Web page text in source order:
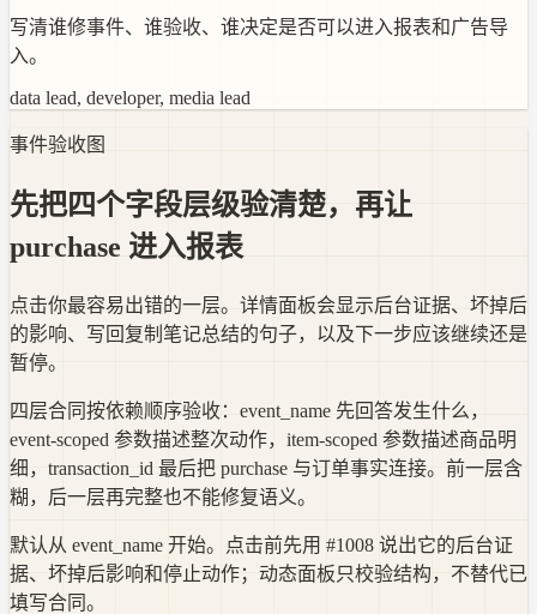
写清谁修事件、谁验收、谁决定是否可以进入报表和广告导
入。
data lead, developer, media lead
事件验收图
先把四个字段层级验清楚，再让
purchase 进入报表
点击你最容易出错的一层。详情面板会显示后台证据、坏掉后
的影响、写回复制笔记总结的句子，以及下一步应该继续还是
暂停。
四层合同按依赖顺序验收：event_name 先回答发生什么，
event-scoped 参数描述整次动作，item-scoped 参数描述商品明
细，transaction_id 最后把 purchase 与订单事实连接。前一层含
糊，后一层再完整也不能修复语义。
默认从 event_name 开始。点击前先用 #1008 说出它的后台证
据、坏掉后影响和停止动作；动态面板只校验结构，不替代已
填写合同。